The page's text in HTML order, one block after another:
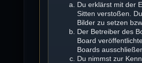
Du erklärst mit der
Sitten verstoßen.
Bilder zu setzen
Der Betreiber des
Board
Boards
Du nimmst zur